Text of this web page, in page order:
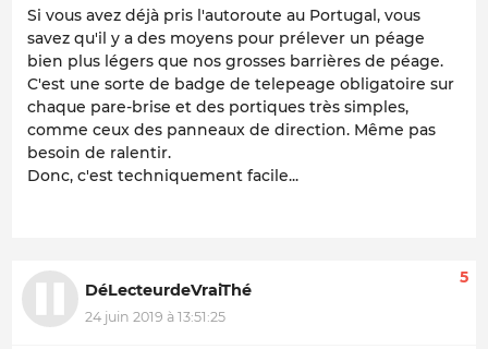
Si vous avez déjà pris l'autoroute au Portugal, vous
savez qu'il y a des moyens pour prélever un péage
bien plus légers que nos grosses barrières de péage.
C'est une sorte de badge de telepeage obligatoire sur
chaque pare-brise et des portiques très simples,
comme ceux des panneaux de direction. Même pas
besoin de ralentir.
Donc, c'est techniquement facile...
DéLecteurdeVraiThé
24 juin 2019 à 13:51:25
5